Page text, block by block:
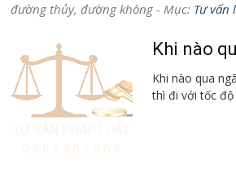
đường thủy, đường không - Mục: Tư vấn
Khi nào
Khi nào qua
thì đi với tốc